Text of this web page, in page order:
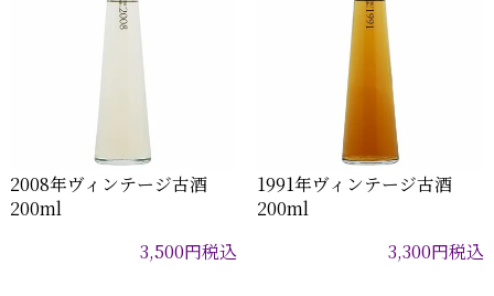
2008年ヴィンテージ古酒
200ml
3,500円税込
1991年ヴィンテージ古酒
200ml
3,300円税込